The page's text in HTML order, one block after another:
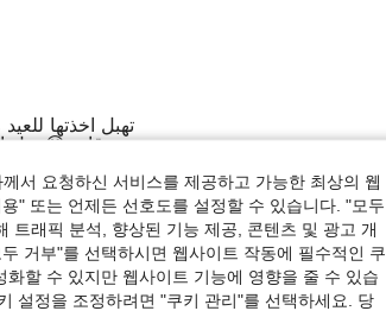
تهبل اخذتها
زقانه 😂تهبل
ملكه وانتي
도움이 됨 (1)
서 요청하신 서비스를 제공하고 가능한 최상의 웹
" 또는 언제든 선호도를 설정할 수 있습니다. "모두
트래픽 분석, 향상된 기능 제공, 콘텐츠 및 광고 개
거부"를 선택하시면 웹사이트 작동에 필수적인 쿠
할 수 있지만 웹사이트 기능에 영향을 줄 수 있습
설정을 조정하려면 "쿠키 관리"를 선택하세요. 당